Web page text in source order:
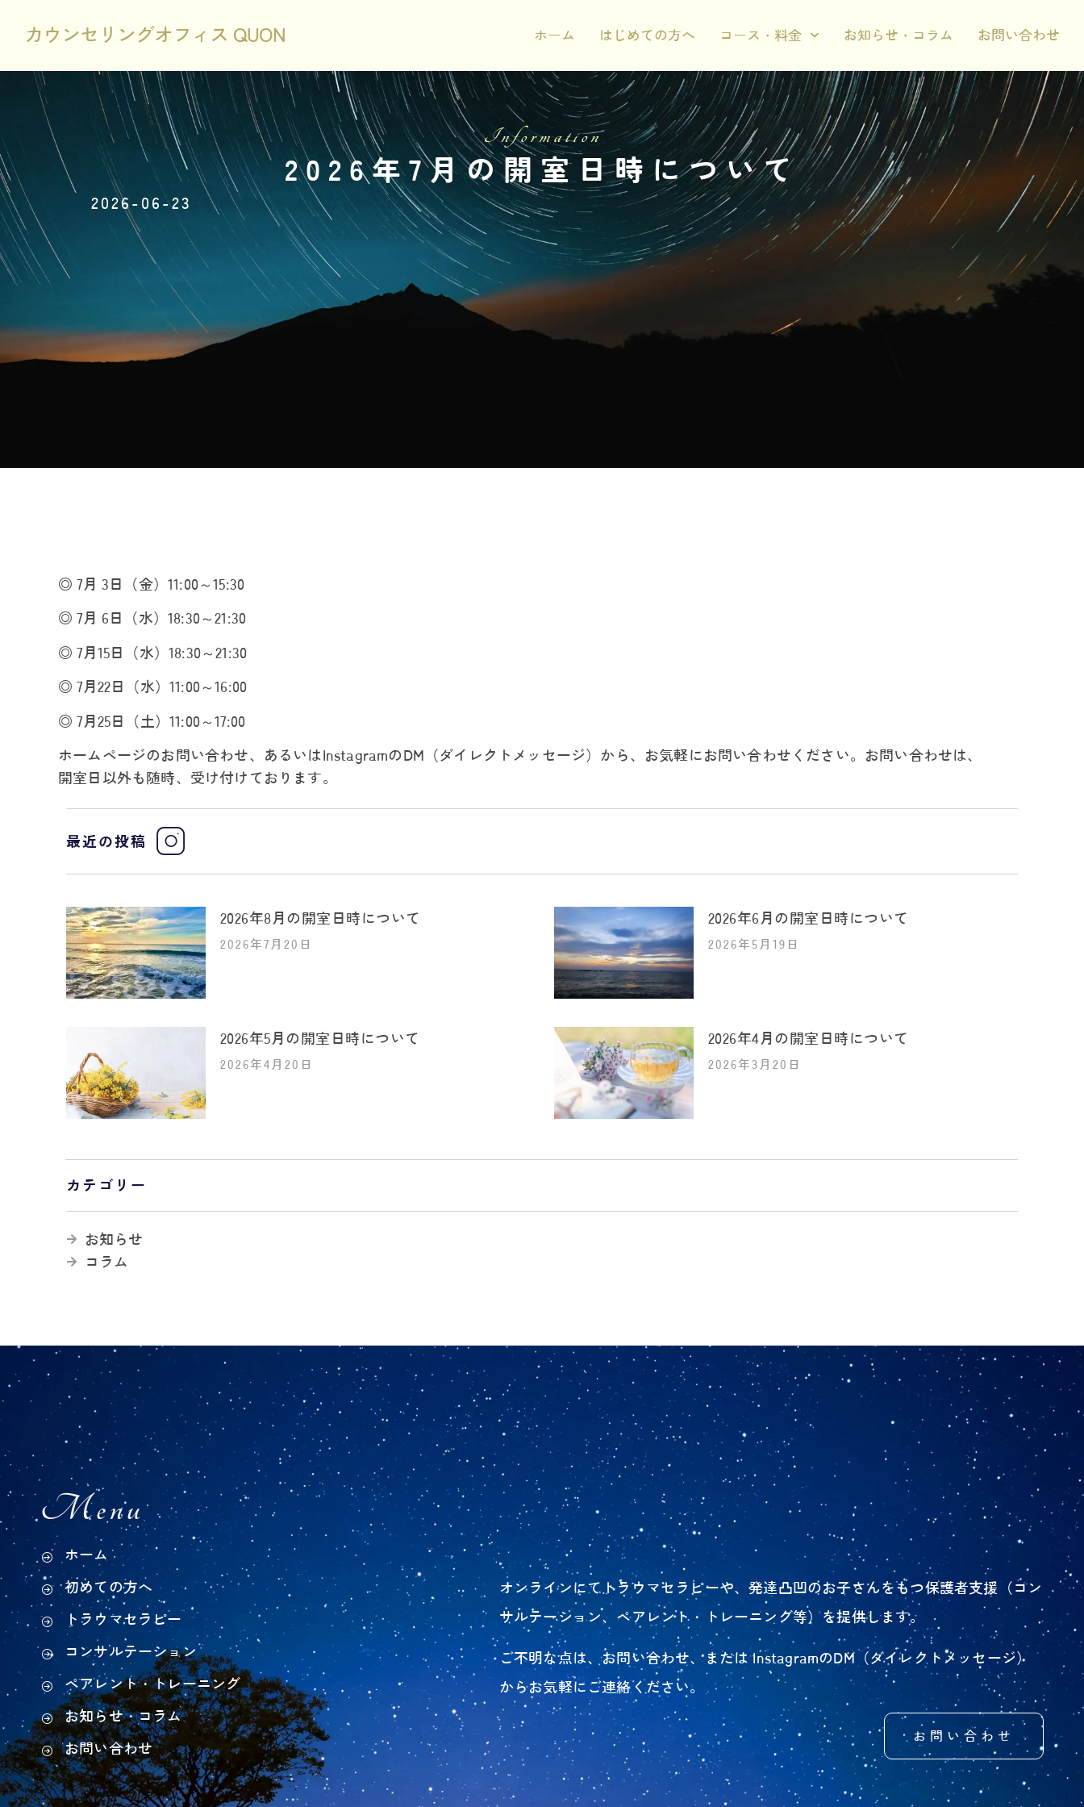
カウンセリングオフィス QUON ホーム はじめての方へ コース・料金 お知らせ・コラム お問い合わせ
Information
2026年7月の開室日時について
2026-06-23
◎ 7月 3日（金）11:00～15:30
◎ 7月 6日（水）18:30～21:30
◎ 7月15日（水）18:30～21:30
◎ 7月22日（水）11:00～16:00
◎ 7月25日（土）11:00～17:00
ホームページのお問い合わせ、あるいはInstagramのDM（ダイレクトメッセージ）から、お気軽にお問い合わせください。お問い合わせは、
開室日以外も随時、受け付けております。
最近の投稿
2026年8月の開室日時について
2026年7月20日
2026年6月の開室日時について
2026年5月19日
2026年5月の開室日時について
2026年4月20日
2026年4月の開室日時について
2026年3月20日
カテゴリー
お知らせ
コラム
Menu
ホーム
初めての方へ
トラウマセラピー
コンサルテーション
ペアレント・トレーニング
お知らせ・コラム
お問い合わせ
オンラインにてトラウマセラピーや、発達凸凹のお子さんをもつ保護者支援（コン
サルテーション、ペアレント・トレーニング等）を提供します。
ご不明な点は、お問い合わせ、または InstagramのDM（ダイレクトメッセージ）
からお気軽にご連絡ください。
お問い合わせ